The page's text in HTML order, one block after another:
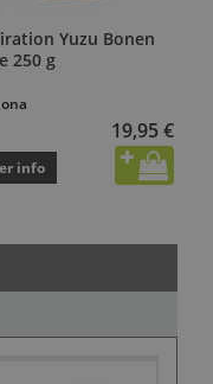
Yuzu Bonen
250 g
19,95 €
info